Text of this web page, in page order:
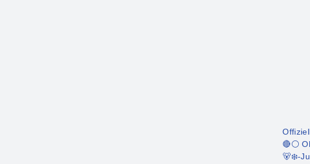
🔴⚪️
🐻‍❄️-